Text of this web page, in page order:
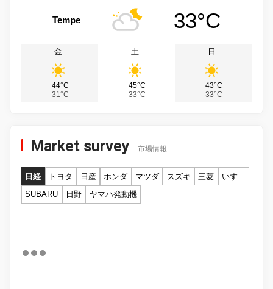
Tempe 33°C
金
44°C
31°C
土
45°C
33°C
日
43°C
33°C
Market survey 市場情報
日経 トヨタ 日産 ホンダ マツダ スズキ 三菱
いすゞ
SUBARU
日野 ヤマハ発動機